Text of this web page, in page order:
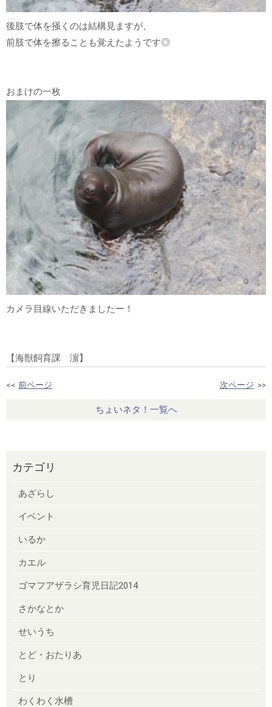
後肢で体を掻くのは結構見ますが、
前肢で体を擦ることも覚えたようです◎
おまけの一枚
カメラ目線いただきましたー！
【海獣飼育課 濵】
<< 前ページ 次ページ >>
ちょいネタ！一覧へ
カテゴリ
あざらし
イベント
いるか
カエル
ゴマフアザラシ育児日記2014
さかなとか
せいうち
とど・おたりあ
とり
わくわく水槽